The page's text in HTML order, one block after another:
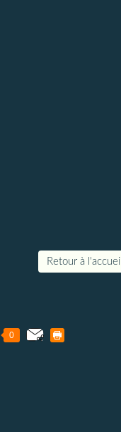
Retour à l'accueil
0